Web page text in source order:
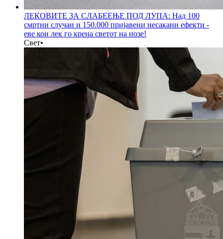
ЛЕКОВИТЕ ЗА СЛАБЕЕЊЕ ПОД ЛУПА: Над 100
смртни случаи и 150.000 пријавени несакани ефекти -
еве кои лек го крена светот на нозе!
Свет•